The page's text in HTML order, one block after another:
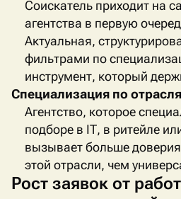
Соискатель приходит на
агентства в первую
Актуальная,
фильтрами по
инструмент, который
Специализация по
Агентство, которое
подборе в IT, в ритейле
вызывает больше
этой отрасли, чем
Рост заявок от